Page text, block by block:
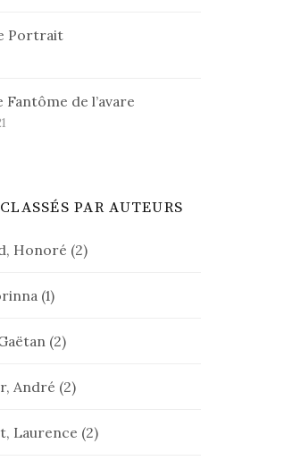
Portrait
Fantôme de l’avare
PAR AUTEURS
Honoré (2)
(1)
(2)
André (2)
Laurence (2)